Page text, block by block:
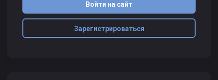
Войти на сайт
Зарегистрироваться